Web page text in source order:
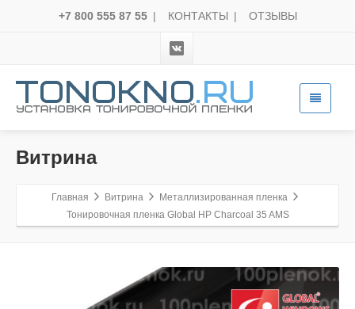
+7 800 555 87 55 | КОНТАКТЫ | ОТЗЫВЫ
Витрина
Главная Витрина
Металлизированная пленка
Тонировочная пленка Global HP Charcoal 35 AMS